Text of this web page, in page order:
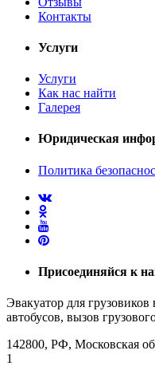
Контакты
Услуги
Услуги
Как нас найти
Галерея
Юридическая
Политика
Присоединяйся к
Эвакуатор для грузовиков
автобусов, вызов
142800, РФ, Московская
1